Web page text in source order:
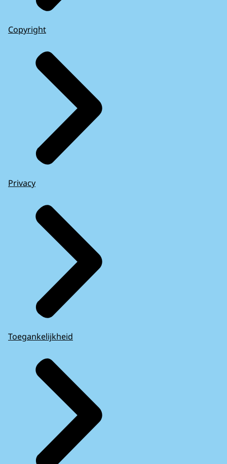
Copyright
Privacy
Toegankelijkheid